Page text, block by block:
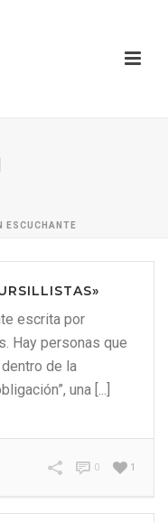
ESCUCHANTE
escrita por
Hay personas que
de la
una [...]
1
0